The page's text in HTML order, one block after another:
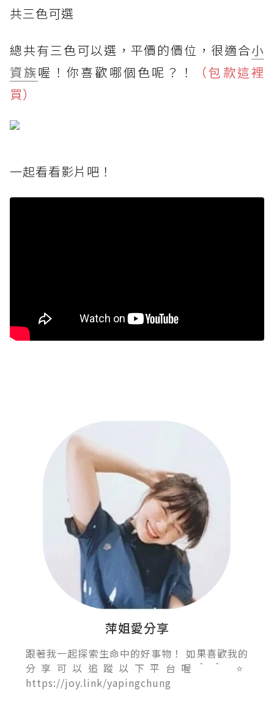
共三色可選
總共有三色可以選，平價的價位，很適合小
資族喔！你喜歡哪個色呢？！
（包款這裡
買）
一起看看影片吧！
萍姐愛分享
跟著我一起探索生命中的好事物！ 如果喜歡我的
分享可以追蹤以下平台喔＾＾ ⭐️
https://joy.link/yapingchung